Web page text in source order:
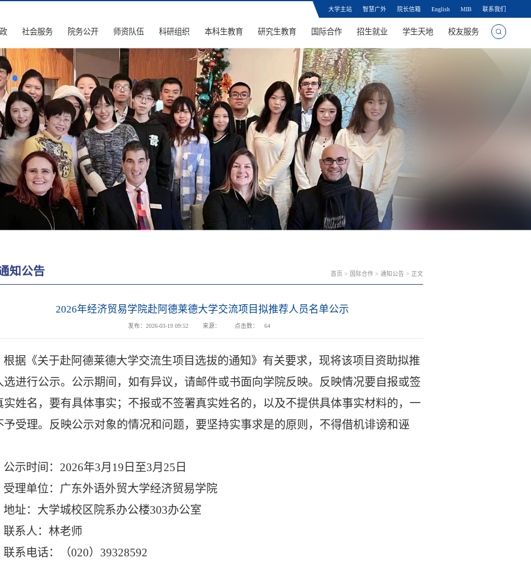
大学主站 智慧广外 院长信箱 English MIB 联系我们
社会服务 院务公开 师资队伍 科研组织 本科生教育 研究生教育 国际合作 招生就业 学生天地 校友服务
知公告 首页 > 国际合作 > 通知公告 > 正文
2026年经济贸易学院赴阿德莱德大学交流项目拟推荐人员名单公示
发布：2026-03-19 09:52 来源： 点击数： 64
根据《关于赴阿德莱德大学交流生项目选拔的通知》有关要求，现将该项目资助拟推
选进行公示。 公示期间，如有异议，请邮件或书面向学院反映。反映情况要自报或签
实姓名，要有具体事实；不报或不签署真实姓名的，以及不提供具体事实材料的，一
予受理。反映公示对象的情况和问题，要坚持实事求是的原则，不得借机诽谤和诬
公示时间： 2026年3月 19 日至3月 25 日
受理单位：广东外语外贸大学经济贸易学院
地址：大学城校区院系办公楼303办公室
联系人：林老师
联系电话：（020）39328592